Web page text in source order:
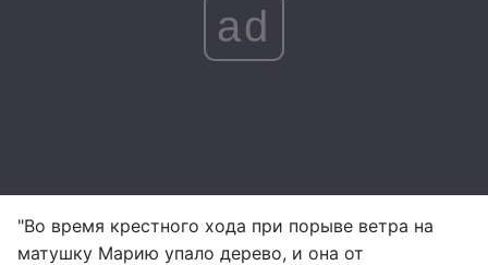
ad
"Во время крестного хода при порыве ветра на
матушку Марию упало дерево, и она от